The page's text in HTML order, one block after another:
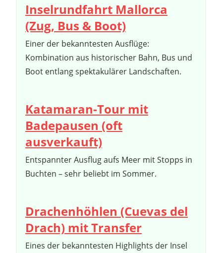
Inselrundfahrt Mallorca
(Zug, Bus & Boot)
Einer der bekanntesten Ausflüge:
Kombination aus historischer Bahn, Bus und
Boot entlang spektakulärer Landschaften.
Katamaran-Tour mit
Badepausen (oft
ausverkauft)
Entspannter Ausflug aufs Meer mit Stopps in
Buchten – sehr beliebt im Sommer.
Drachenhöhlen (Cuevas del
Drach) mit Transfer
Eines der bekanntesten Highlights der Insel